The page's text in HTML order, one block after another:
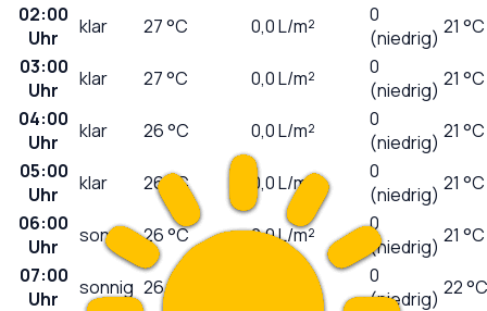
02:00
Uhr
klar 27°C 0,0L/m²
0
(niedrig) 21 °C
03:00
Uhr
klar 27°C 0,0L/m²
0
(niedrig) 21 °C
04:00
Uhr
klar 26°C 0,0L/m²
0
(niedrig) 21 °C
05:00
Uhr
klar 26°C 0,0L/m²
0
(niedrig) 21 °C
06:00
Uhr
sonnig 26°C 0,0L/m²
0
(niedrig) 21 °C
07:00
Uhr
sonnig 26°C
0
(niedrig) 22 °C